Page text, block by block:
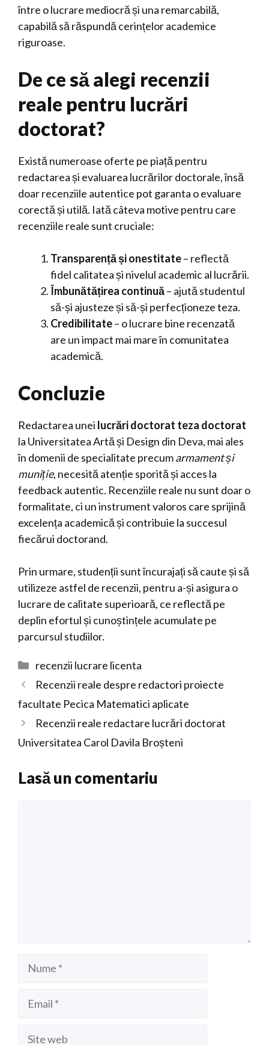
între o lucrare mediocră și una remarcabilă,
capabilă să răspundă cerințelor academice
riguroase.
De ce să alegi recenzii
reale pentru lucrări
doctorat?
Există numeroase oferte pe piață pentru
redactarea și evaluarea lucrărilor doctorale, însă
doar recenziile autentice pot garanta o evaluare
corectă și utilă. Iată câteva motive pentru care
recenziile reale sunt cruciale:
Transparență și onestitate– reflectă
fidel calitatea și nivelul academic al lucrării.
Îmbunătățirea continuă– ajută studentul
să-și ajusteze și să-și perfecționeze teza.
Credibilitate– o lucrare bine recenzată
are un impact mai mare în comunitatea
academică.
Concluzie
Redactarea unei lucrări doctorat teza doctorat
la Universitatea Artă și Design din Deva, mai ales
în domenii de specialitate precumarmament și
muniție, necesită atenție sporită și acces la
feedback autentic. Recenziile reale nu sunt doar o
formalitate, ci un instrument valoros care sprijină
excelența academică și contribuie la succesul
fiecărui doctorand.
Prin urmare, studenții sunt încurajați să caute și să
utilizeze astfel de recenzii, pentru a-și asigura o
lucrare de calitate superioară, ce reflectă pe
deplin efortul și cunoștințele acumulate pe
parcursul studiilor.
Categorii
recenzii lucrare licenta
Recenzii reale despre redactori proiecte
facultate Pecica Matematici aplicate
Recenzii reale redactare lucrări doctorat
Universitatea Carol Davila Broșteni
Lasă un comentariu